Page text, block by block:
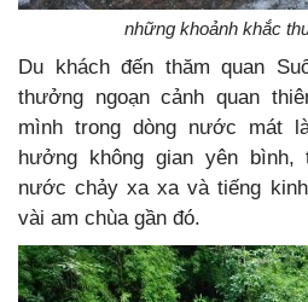
những khoảnh khắc
Du khách đến thăm quan
thưởng ngoạn cảnh quan
mình trong dòng nước mát
hưởng không gian yên
nước chảy xa xa và tiếng
vài am chùa gần đó.